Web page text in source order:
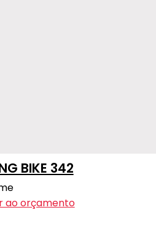
BIKE 342
ao orçamento